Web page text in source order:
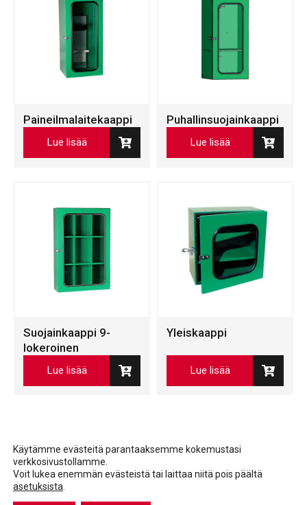
Paineilmalaitekaappi
Lue lisää
Puhallinsuojainkaappi
Lue lisää
Suojainkaappi 9-
lokeroinen
Lue lisää
Yleiskaappi
Lue lisää
Käytämme evästeitä parantaaksemme kokemustasi
verkkosivustollamme.
Voit lukea enemmän evästeistä tai laittaa niitä pois päältä
asetuksista